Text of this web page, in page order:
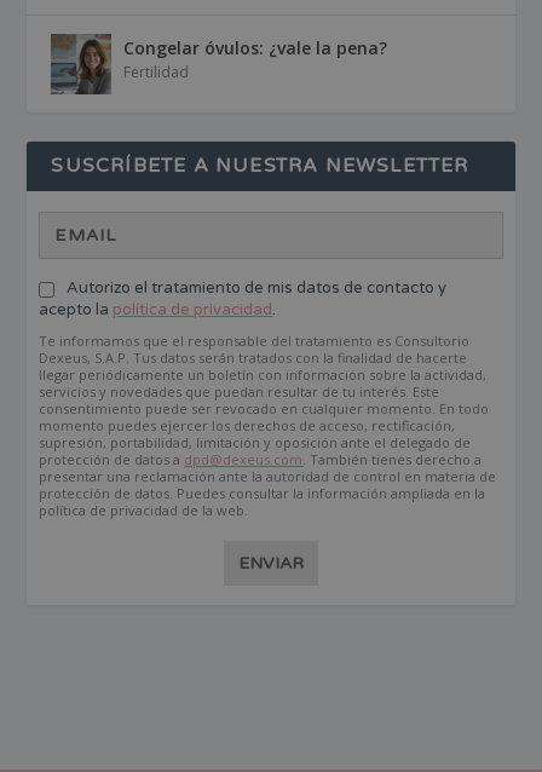
Congelar óvulos: ¿vale la pena?
Fertilidad
SUSCRÍBETE A NUESTRA NEWSLETTER
Autorizo el tratamiento de mis datos de contacto y
acepto la política de privacidad.
Te informamos que el responsable del tratamiento es Consultorio
Dexeus, S.A.P. Tus datos serán tratados con la finalidad de hacerte
llegar periódicamente un boletín con información sobre la actividad,
servicios y novedades que puedan resultar de tu interés. Este
consentimiento puede ser revocado en cualquier momento. En todo
momento puedes ejercer los derechos de acceso, rectificación,
supresión, portabilidad, limitación y oposición ante el delegado de
protección de datos a dpd@dexeus.com. También tienes derecho a
presentar una reclamación ante la autoridad de control en materia de
protección de datos. Puedes consultar la información ampliada en la
política de privacidad de la web.
ENVIAR